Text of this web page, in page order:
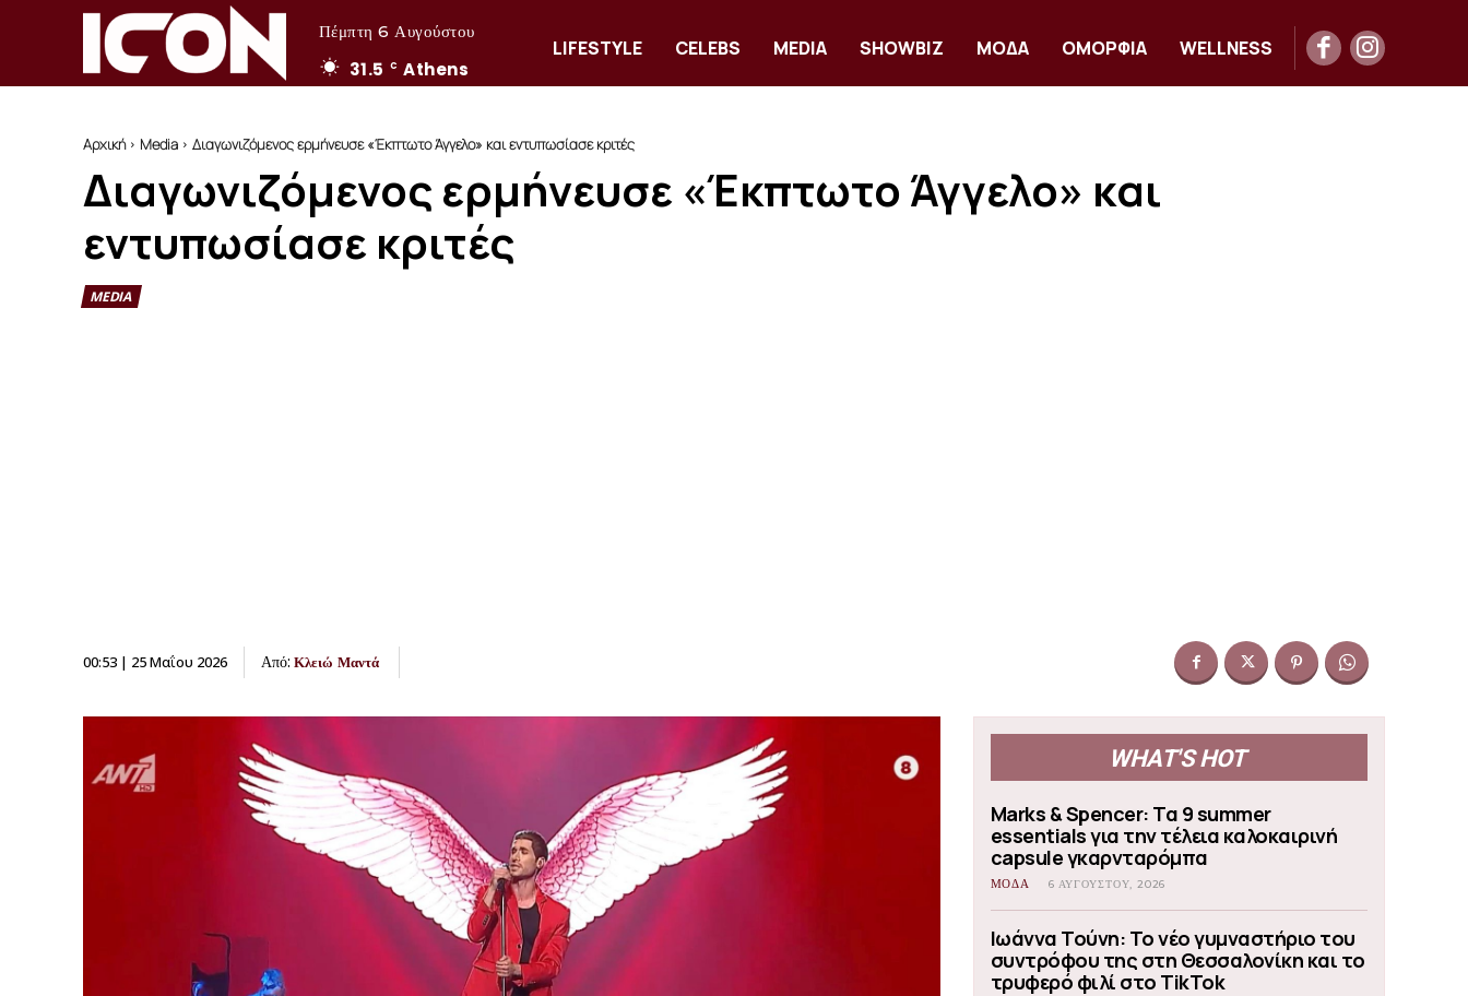
Πέμπτη 6 Αυγούστου
31.5 C Athens
LIFESTYLE CELEBS MEDIA SHOWBIZ ΜΟΔΑ ΟΜΟΡΦΙΑ WELLNESS
Αρχική Media Διαγωνιζόμενος ερμήνευσε «Έκπτωτο Άγγελο» και εντυπωσίασε κριτές
Διαγωνιζόμενος ερμήνευσε «Έκπτωτο Άγγελο» και
εντυπωσίασε κριτές
MEDIA
00:53 | 25 Μαΐου 2026 Από: Κλειώ Μαντά
WHAT'S HOT
Marks & Spencer: Τα 9 summer
essentials για την τέλεια καλοκαιρινή
capsule γκαρνταρόμπα
ΜΟΔΑ 6 ΑΥΓΟΎΣΤΟΥ, 2026
Ιωάννα Τούνη: Το νέο γυμναστήριο του
συντρόφου της στη Θεσσαλονίκη και το
τρυφερό φιλί στο TikTok